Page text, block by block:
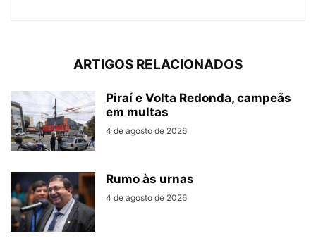
ARTIGOS RELACIONADOS
Piraí e Volta Redonda, campeãs
em multas
4 de agosto de 2026
Rumo às urnas
4 de agosto de 2026